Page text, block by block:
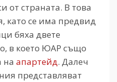
от страната. В това
като се има предвид
бяха двете
в което ЮАР също
на апартейд. Далеч
представляват